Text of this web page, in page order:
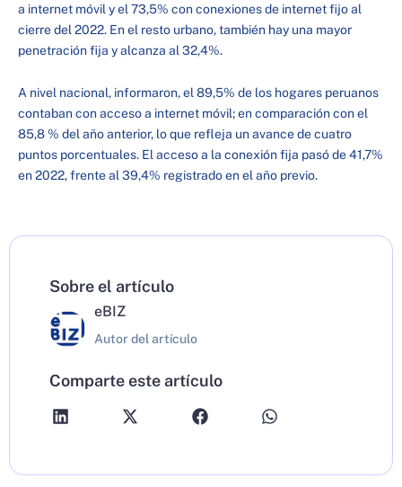
a internet móvil y el 73,5% con conexiones de internet fijo al
cierre del 2022. En el resto urbano, también hay una mayor
penetración fija y alcanza al 32,4%.
A nivel nacional, informaron, el 89,5% de los hogares peruanos
contaban con acceso a internet móvil; en comparación con el
85,8 % del año anterior, lo que refleja un avance de cuatro
puntos porcentuales. El acceso a la conexión fija pasó de 41,7%
en 2022, frente al 39,4% registrado en el año previo.
Sobre el artículo
eBIZ
Autor del artículo
Comparte este artículo